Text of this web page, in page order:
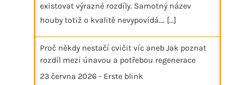
existovat výrazné rozdíly. Samotný název
houby totiž o kvalitě nevypovídá.… [...]
Proč někdy nestačí cvičit víc aneb Jak poznat
rozdíl mezi únavou a potřebou regenerace
23 června 2026 - Erste blink